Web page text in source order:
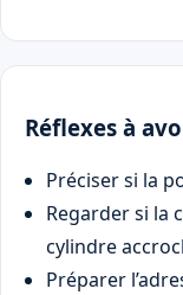
Réflexes à
Préciser si la
Regarder si la
cylindre
Préparer